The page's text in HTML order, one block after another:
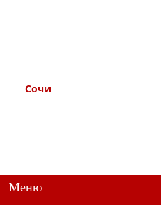
Сочи
Меню